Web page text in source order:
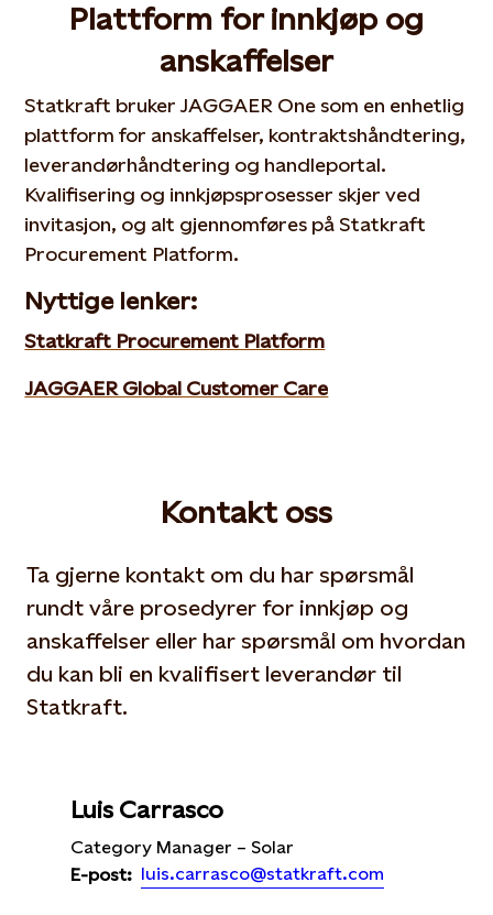
Plattform for innkjøp og
anskaffelser
Statkraft bruker JAGGAER One som en enhetlig
plattform for anskaffelser, kontraktshåndtering,
leverandørhåndtering og handleportal.
Kvalifisering og innkjøpsprosesser skjer ved
invitasjon, og alt gjennomføres på Statkraft
Procurement Platform.
Nyttige lenker:
Statkraft Procurement Platform
JAGGAER Global Customer Care
Kontakt oss
Ta gjerne kontakt om du har spørsmål
rundt våre prosedyrer for innkjøp og
anskaffelser eller har spørsmål om hvordan
du kan bli en kvalifisert leverandør til
Statkraft.
Luis Carrasco
Category Manager – Solar
E-post: luis.carrasco@statkraft.com